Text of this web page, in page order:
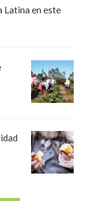
Latina en este